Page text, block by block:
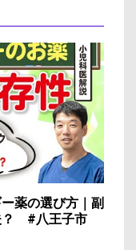
薬の選び方｜副
？ #八王子市